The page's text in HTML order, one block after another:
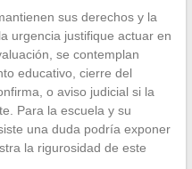
sus derechos y la
urgencia justifique actuar en
se contemplan
educativo, cierre del
o aviso judicial si la
Para la escuela y su
una duda podría exponer
la rigurosidad de este